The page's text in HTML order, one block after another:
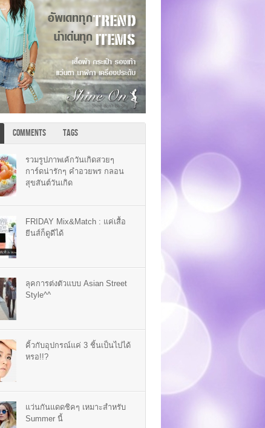
COMMENTS TAGS
รวมรูปภาพเค้กวันเกิดสวยๆ
การ์ดน่ารักๆ คำอวยพร กลอน
สุขสันต์วันเกิด
FRIDAY Mix&Match : แค่เสื้อ
ยีนส์ก็ดูดีได้
ลุคการต่งตัวแบบ Asian Street
Style^^
คิ้วกับอุปกรณ์แค่ 3 ชิ้นเป็นไปได้
หรอ!!?
แว่นกันแดดชิคๆ เหมาะสำหรับ
Summer นี้